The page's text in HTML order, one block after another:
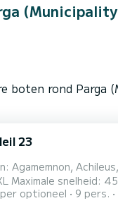
boten rond Parga
23
Achileus, Aiantas & Odysseus Model: Salpa Soleil
snelheid: 45 mijl/u Maximum aantal
optioneel 9 pers.